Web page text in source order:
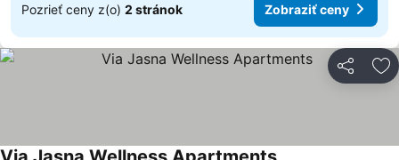
Pozrieť ceny z(o) 2 stránok Zobraziť ceny
Zdieľať